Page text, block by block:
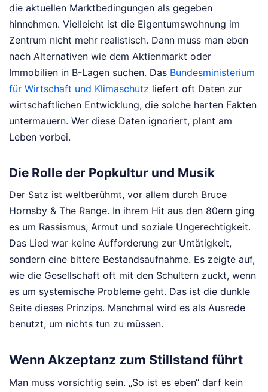
die aktuellen Marktbedingungen als gegeben
hinnehmen. Vielleicht ist die Eigentumswohnung im
Zentrum nicht mehr realistisch. Dann muss man eben
nach Alternativen wie dem Aktienmarkt oder
Immobilien in B-Lagen suchen. Das Bundesministerium
für Wirtschaft und Klimaschutz liefert oft Daten zur
wirtschaftlichen Entwicklung, die solche harten Fakten
untermauern. Wer diese Daten ignoriert, plant am
Leben vorbei.
Die Rolle der Popkultur und Musik
Der Satz ist weltberühmt, vor allem durch Bruce
Hornsby & The Range. In ihrem Hit aus den 80ern ging
es um Rassismus, Armut und soziale Ungerechtigkeit.
Das Lied war keine Aufforderung zur Untätigkeit,
sondern eine bittere Bestandsaufnahme. Es zeigte auf,
wie die Gesellschaft oft mit den Schultern zuckt, wenn
es um systemische Probleme geht. Das ist die dunkle
Seite dieses Prinzips. Manchmal wird es als Ausrede
benutzt, um nichts tun zu müssen.
Wenn Akzeptanz zum Stillstand führt
Man muss vorsichtig sein. „So ist es eben“ darf kein